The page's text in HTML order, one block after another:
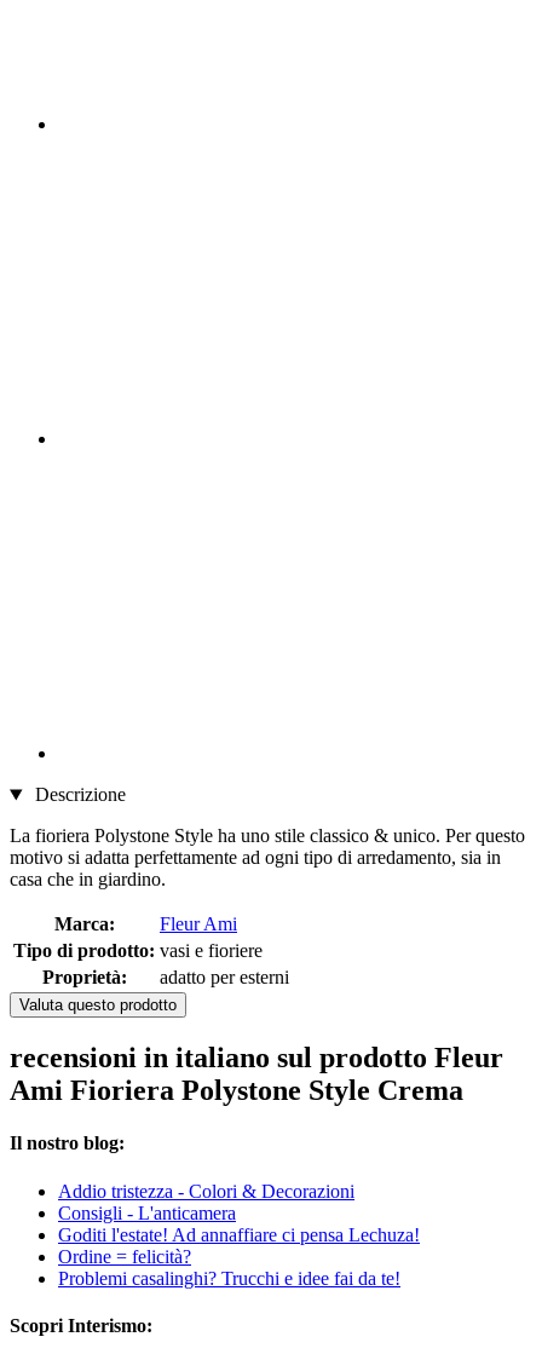
Descrizione
La fioriera Polystone Style ha uno stile classico & unico. Per questo
motivo si adatta perfettamente ad ogni tipo di arredamento, sia in
casa che in giardino.
Marca:
Fleur Ami
Tipo di prodotto: vasi e fioriere
Proprietà:
adatto per esterni
Valuta questo prodotto
recensioni in italiano sul prodotto Fleur
Ami Fioriera Polystone Style Crema
Il nostro blog:
Addio tristezza - Colori & Decorazioni
Consigli - L'anticamera
Goditi l'estate! Ad annaffiare ci pensa Lechuza!
Ordine = felicità?
Problemi casalinghi? Trucchi e idee fai da te!
Scopri Interismo: